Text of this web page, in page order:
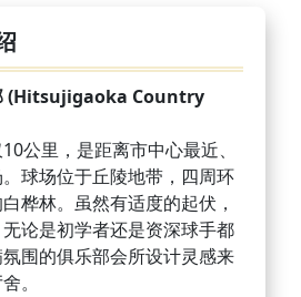
(Hitsujigaoka Country
公里，是距离市中心最近、
球场位于丘陵地带，四周环
桦林。虽然有适度的起伏，
论是初学者还是资深球手都
围的俱乐部会所设计灵感来
。